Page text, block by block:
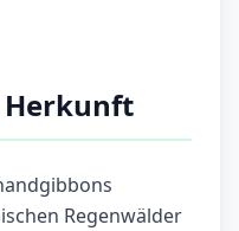
Herkunft
Regenwälder